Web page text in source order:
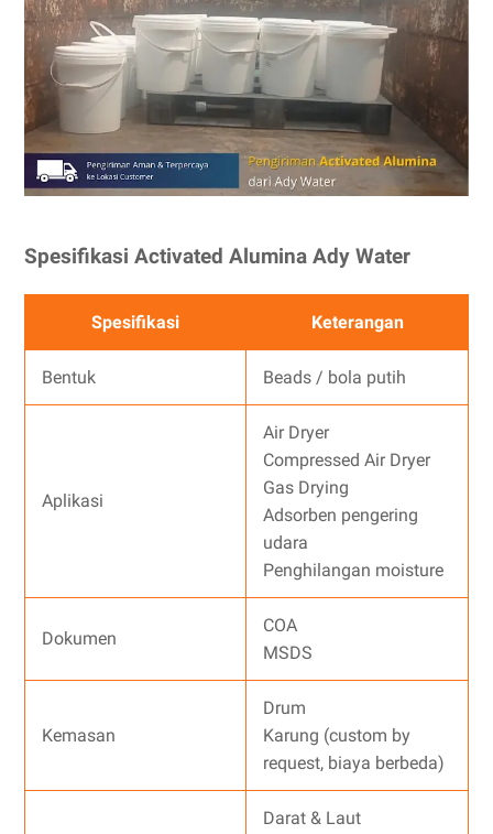
Spesifikasi Activated Alumina Ady Water
Spesifikasi Keterangan
Bentuk Beads / bola putih
Aplikasi
Air Dryer
Compressed Air Dryer
Gas Drying
Adsorben pengering
udara
Penghilangan moisture
Dokumen
COA
MSDS
Kemasan
Drum
Karung (custom by
request, biaya berbeda)
Darat & Laut